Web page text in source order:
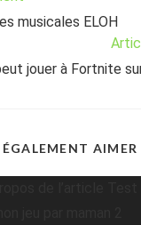
musicales ELOH
jouer à Fortnite
AIMER